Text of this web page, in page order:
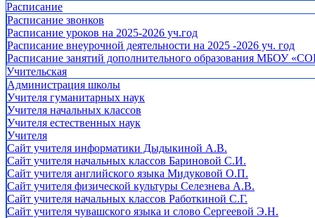
Расписание
Расписание звонков
Расписание уроков на 2025-2026 уч.год
Расписание внеурочной деятельности на 2025 -2026 уч. год
Расписание занятий дополнительного образования МБОУ
Учительская
Администрация школы
Учителя гуманитарных наук
Учителя начальных классов
Учителя естественных наук
Учителя
Cайт учителя информатики Дыдыкиной А.В.
Сайт учителя начальных классов Бариновой С.И.
Сайт учителя английского языка Мидуковой О.П.
Сайт учителя физической культуры Селезнева А.В.
Сайт учителя начальных классов Работкиной С.Г.
Сайт учителя чувашского языка и слово Сергеевой Э.Н.